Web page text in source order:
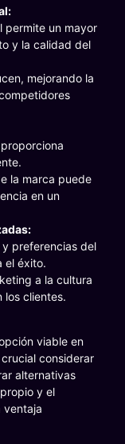
permite un mayor
y la calidad del
mejorando la
la marca puede
en un
preferencias del
el éxito.
a la cultura
los clientes.
viable en
considerar
alternativas
y el
ventaja